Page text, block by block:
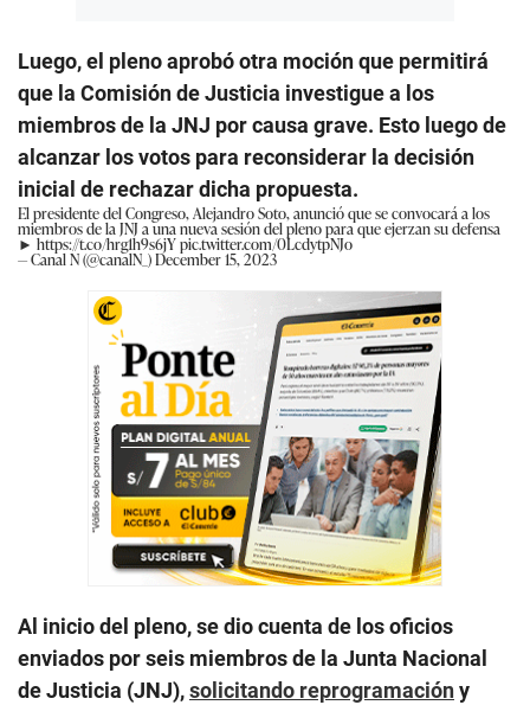
Luego, el pleno aprobó otra moción que permitirá
que la Comisión de Justicia investigue a los
miembros de la JNJ por causa grave. Esto luego de
alcanzar los votos para reconsiderar la decisión
inicial de rechazar dicha propuesta.
El presidente del Congreso, Alejandro Soto, anunció que se convocará a los
miembros de la JNJ a una nueva sesión del pleno para que ejerzan su defensa
► https://t.co/hrg1h9s6jYpic.twitter.com/0LcdytpNJo
— Canal N (@canalN_)December 15, 2023
Al inicio del pleno, se dio cuenta de los oficios
enviados por seis miembros de la Junta Nacional
de Justicia (JNJ),solicitando reprogramacióny